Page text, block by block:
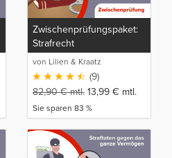
Zwischenprüfungspaket:
Strafrecht
von Lilien & Kraatz
(9)
82,90€mtl. 13,99 € mtl.
Sie sparen 83 %